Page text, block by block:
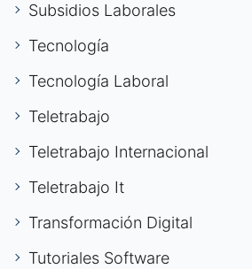
Subsidios Laborales
Tecnología
Tecnología Laboral
Teletrabajo
Teletrabajo Internacional
Teletrabajo It
Transformación Digital
Tutoriales Software